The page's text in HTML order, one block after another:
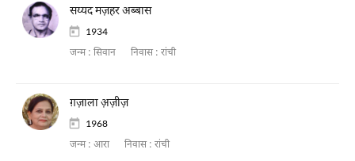
सय्यद मज़हर अब्बास
1934
जन्म : सिवान निवास : रांची
ग़ज़ाला अ़ज़ीज़
1968
जन्म : आरा निवास : रांची